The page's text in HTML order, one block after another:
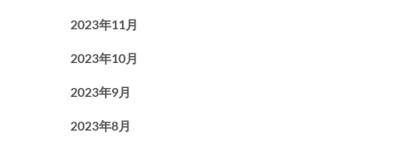
2023年11月
2023年10月
2023年9月
2023年8月